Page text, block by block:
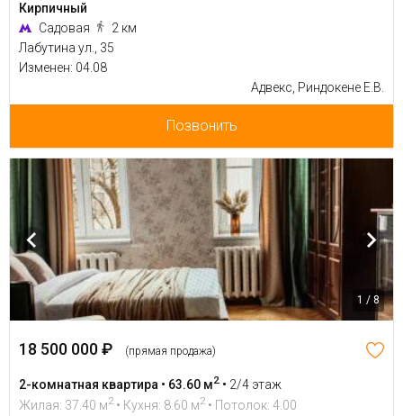
Кирпичный
Садовая
2 км
Лабутина ул., 35
Изменен: 04.08
Адвекс, Риндокене Е.В.
Позвонить
1 / 8
18 500 000 ₽ (прямая продажа)
2-комнатная квартира • 63.60 м2 • 2/4 этаж
Жилая: 37.40 м2 • Кухня: 8.60 м2 • Потолок: 4.00